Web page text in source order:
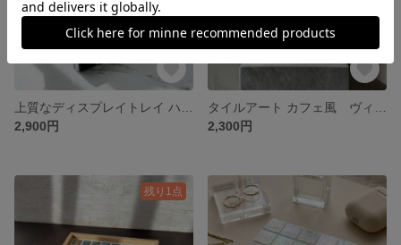
2,900円
2,300円
残り1点